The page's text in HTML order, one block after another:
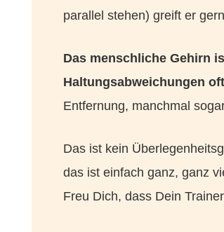
parallel stehen) greift er
Das menschliche Gehirn
Haltungsabweichungen
Entfernung, manchmal
Das ist kein
das ist einfach ganz, ganz
Freu Dich, dass Dein